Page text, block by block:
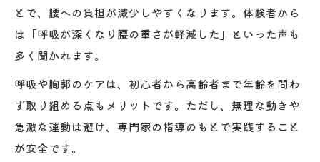
とで、腰への負担が減少しやすくなります。体験者から
は「呼吸が深くなり腰の重さが軽減した」といった声も
多く聞かれます。
呼吸や胸郭のケアは、初心者から高齢者まで年齢を問わ
ず取り組める点もメリットです。ただし、無理な動きや
急激な運動は避け、専門家の指導のもとで実践すること
が安全です。